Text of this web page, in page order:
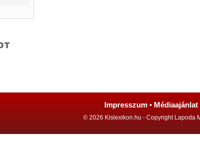
Impresszum • Médiaajánlat
© 2026 Kislexikon.hu - Copyright Lapoda